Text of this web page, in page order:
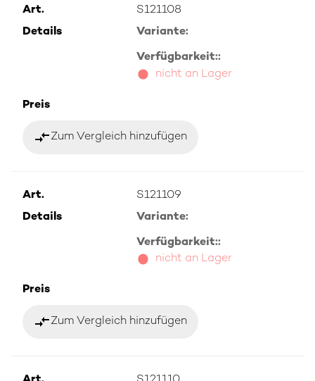
Art.
S121108
Details
Variante:
Verfügbarkeit::
nicht an Lager
Preis
compare_arrowsZum Vergleich hinzufügen
Art.
S121109
Details
Variante:
Verfügbarkeit::
nicht an Lager
Preis
compare_arrowsZum Vergleich hinzufügen